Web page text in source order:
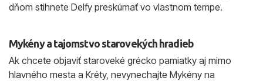
dňom stihnete Delfy preskúmať vo vlastnom tempe.
Mykény a tajomstvo starovekých hradieb
Ak chcete objaviť staroveké grécko pamiatky aj mimo
hlavného mesta a Kréty, nevynechajte Mykény na